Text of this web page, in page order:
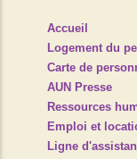
HEADER
NAVIGATION
Accueil
Logement du
Carte de
AUN Presse
Ressources
Emploi et
Ligne